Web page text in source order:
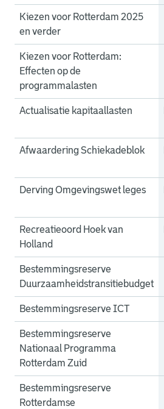
Kiezen voor Rotterdam 2025
en verder
Kiezen voor Rotterdam:
Effecten op de
programmalasten
Actualisatie kapitaallasten
Afwaardering Schiekadeblok
Derving Omgevingswet leges
Recreatieoord Hoek van
Holland
Bestemmingsreserve
Duurzaamheidstransitiebudget
Bestemmingsreserve ICT
Bestemmingsreserve
Nationaal Programma
Rotterdam Zuid
Bestemmingsreserve
Rotterdamse